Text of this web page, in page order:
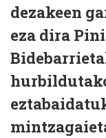
dezakeen
eza dira